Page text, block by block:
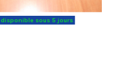
disponible sous 5 jours